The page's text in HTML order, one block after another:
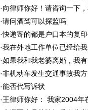
·向律师你好！请咨询一下
·请问酒驾可以探监吗
·快递寄的都是户口本的复
·我在外地工作单位已经给
·如果我和我老婆离婚，我
·非机动车发生交通事故我
·能否代写诉状
·王律师你好： 我家2004年